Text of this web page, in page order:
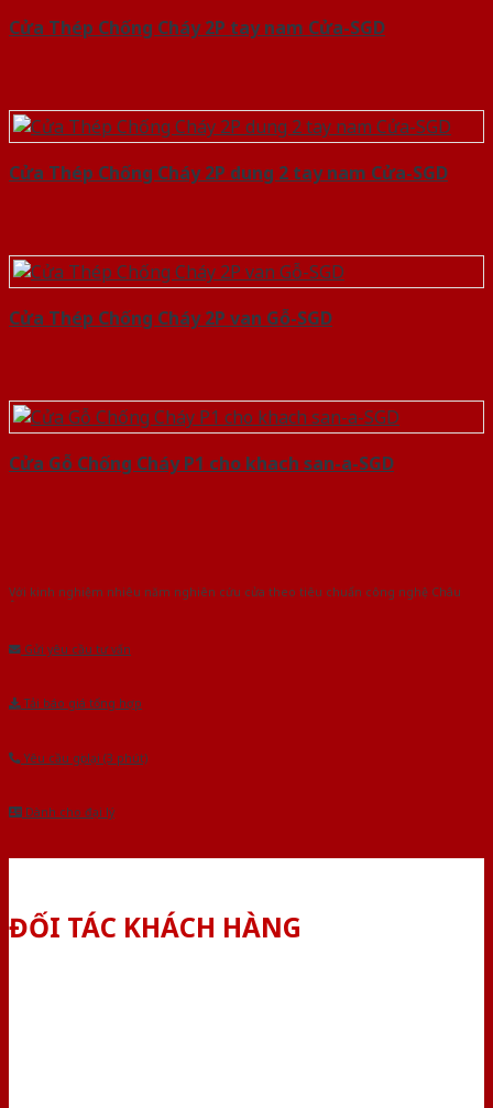
Cửa Thép Chống Cháy 2P tay nam Cửa-SGD
Cửa Thép Chống Cháy 2P dung 2 tay nam Cửa-SGD
Cửa Thép Chống Cháy 2P van Gỗ-SGD
Cửa Gỗ Chống Cháy P1 cho khach san-a-SGD
Với kinh nghiệm nhiêu năm nghiên cứu cửa theo tiêu chuẩn công nghệ Châu
Gửi yêu cầu tư vấn
Tải báo giá tổng hợp
Yêu cầu gọi lại (3 phút)
Dành cho đại lý
ĐỐI TÁC KHÁCH HÀNG